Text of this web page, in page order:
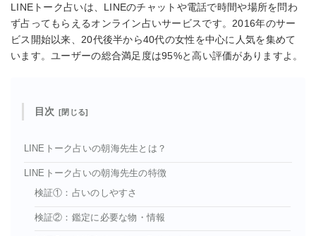
LINEトーク占いは、LINEのチャットや電話で時間や場所を問わ
ず占ってもらえるオンライン占いサービスです。2016年のサー
ビス開始以来、20代後半から40代の女性を中心に人気を集めて
います。ユーザーの総合満足度は95%と高い評価がありますよ。
目次
LINEトーク占いの朝海先生とは？
LINEトーク占いの朝海先生の特徴
検証①：占いのしやすさ
検証②：鑑定に必要な物・情報